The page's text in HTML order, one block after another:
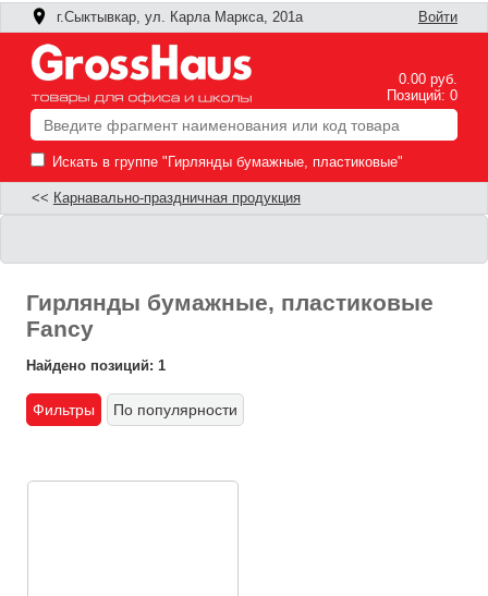
г.Сыктывкар, ул. Карла Маркса, 201а Войти
0.00 руб.
Позиций: 0
Искать в группе "Гирлянды бумажные, пластиковые"
<< Карнавально-праздничная продукция
Гирлянды бумажные, пластиковые
Fancy
Найдено позиций: 1
Фильтры По популярности